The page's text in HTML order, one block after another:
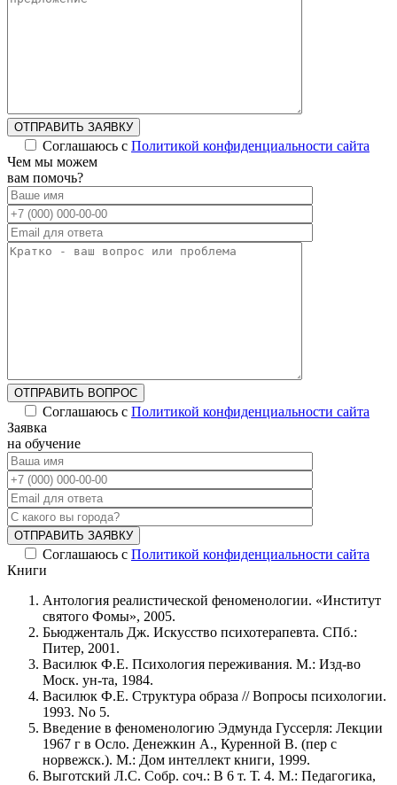
ОТПРАВИТЬ ЗАЯВКУ
Соглашаюсь с Политикой конфиденциальности сайта
Alternative:
Чем мы можем
вам помочь?
ОТПРАВИТЬ ВОПРОС
Соглашаюсь с Политикой конфиденциальности сайта
Alternative:
Заявка
на обучение
ОТПРАВИТЬ ЗАЯВКУ
Соглашаюсь с Политикой конфиденциальности сайта
Alternative:
Книги
Антология реалистической феноменологии. «Институт
святого Фомы», 2005.
Бьюдженталь Дж. Искусство психотерапевта. СПб.:
Питер, 2001.
Василюк Ф.Е. Психология переживания. М.: Изд-во
Моск. ун-та, 1984.
Василюк Ф.Е. Структура образа // Вопросы психологии.
1993. No 5.
Введение в феноменологию Эдмунда Гуссерля: Лекции
1967 г в Осло. Денежкин А., Куренной В. (пер с
норвежск.). М.: Дом интеллект книги, 1999.
Выготский Л.С. Собр. соч.: В 6 т. Т. 4. М.: Педагогика,